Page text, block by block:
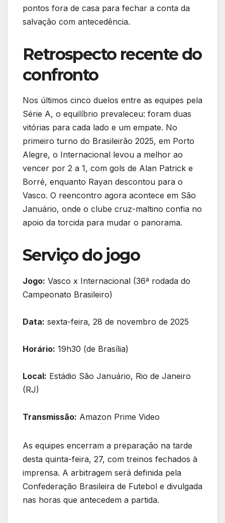
pontos fora de casa para fechar a conta da
salvação com antecedência.
Retrospecto recente do
confronto
Nos últimos cinco duelos entre as equipes pela
Série A, o equilíbrio prevaleceu: foram duas
vitórias para cada lado e um empate. No
primeiro turno do Brasileirão 2025, em Porto
Alegre, o Internacional levou a melhor ao
vencer por 2 a 1, com gols de Alan Patrick e
Borré, enquanto Rayan descontou para o
Vasco. O reencontro agora acontece em São
Januário, onde o clube cruz-maltino confia no
apoio da torcida para mudar o panorama.
Serviço do jogo
Jogo: Vasco x Internacional (36ª rodada do
Campeonato Brasileiro)
Data: sexta-feira, 28 de novembro de 2025
Horário: 19h30 (de Brasília)
Local: Estádio São Januário, Rio de Janeiro
(RJ)
Transmissão: Amazon Prime Video
As equipes encerram a preparação na tarde
desta quinta-feira, 27, com treinos fechados à
imprensa. A arbitragem será definida pela
Confederação Brasileira de Futebol e divulgada
nas horas que antecedem a partida.